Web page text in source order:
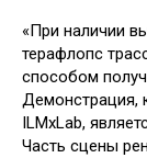
«При наличии
терафлопс
способом
Демонстрация,
ILMxLab,
Часть сцены